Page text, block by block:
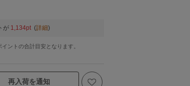
が 1,134pt (詳細)
ントの合計目安となります。
再入荷を通知